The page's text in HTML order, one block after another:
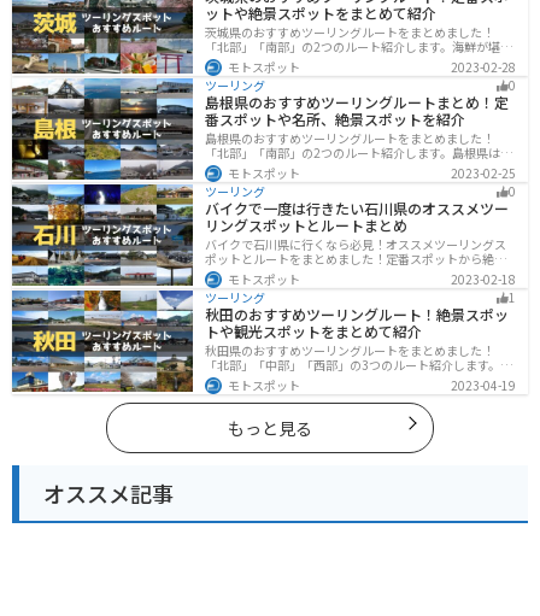
ットや絶景スポットをまとめて紹介
茨城県のおすすめツーリングルートをまとめました！
「北部」「南部」の2つのルート紹介します。海鮮が堪能
できる港や梅の景勝地、自然豊かな山々があるのでツー
リングにもってこいです。バイクで茨城県にツーリング
に行く際は参考にしてください。
モトスポット
2023-02-28
ツーリング
0
島根県のおすすめツーリングルートまとめ！定
番スポットや名所、絶景スポットを紹介
島根県のおすすめツーリングルートをまとめました！
「北部」「南部」の2つのルート紹介します。島根県は、
海と山が近く、1日で全然違う景色を堪能することができ
ます。バイクで島根県にツーリングに行く際は参考にし
てください。
モトスポット
2023-02-25
ツーリング
0
バイクで一度は行きたい石川県のオススメツー
リングスポットとルートまとめ
バイクで石川県に行くなら必見！オススメツーリングス
ポットとルートをまとめました！定番スポットから絶景
スポット、温泉、海、グルメなど様々なジャンルで楽し
めます。バイクで石川ツーリングに行こうと思っている
人は、参考にしてください。
モトスポット
2023-02-18
ツーリング
1
秋田のおすすめツーリングルート！絶景スポッ
トや観光スポットをまとめて紹介
秋田県のおすすめツーリングルートをまとめました！
「北部」「中部」「西部」の3つのルート紹介します。自
然豊かな山々や湖、温泉地が点在し、四季折々の景色を
楽しめるスポットが多数あります。バイクで秋田県にツ
ーリングに行く際は参考にしてください。
モトスポット 2023-04-19
もっと見る
オススメ記事